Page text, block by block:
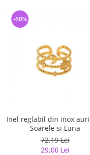
Inel reglabil din inox
Soarele si Luna
72,19 Lei
29,00 Lei
-60%